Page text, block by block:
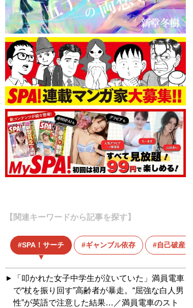
【関連キーワードから記事を探す】
SPA！サーチ ギャンブル依存 自己破産
「叩かれた女子中学生が泣いていた」満員電車
で“杖を振り回す”高齢者が暴走。“屈強な白人男
性”が英語で注意した結果…／満員電車のスト